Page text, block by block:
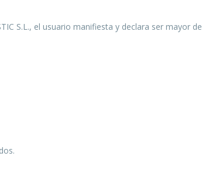
S.L., el usuario manifiesta y declara ser mayor